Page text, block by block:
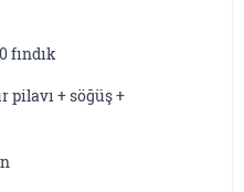
fındık
pilavı + söğüş +